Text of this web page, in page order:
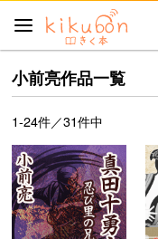
小前亮作品一覧
1-24件／31件中